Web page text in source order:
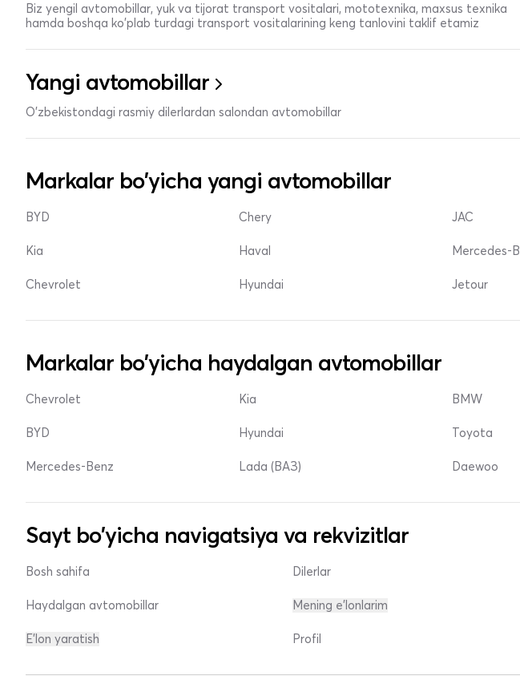
Biz yengil avtomobillar, yuk va tijorat transport vositalari, mototexnika, maxsus texnika
hamda boshqa ko'plab turdagi transport vositalarining keng tanlovini taklif etamiz
Yangi avtomobillar
O'zbekistondagi rasmiy dilerlardan salondan avtomobillar
Markalar bo'yicha yangi avtomobillar
BYD
Kia
Chevrolet
Chery
Haval
Hyundai
JAC
Mercedes-
Jetour
Markalar bo'yicha haydalgan avtomobillar
Chevrolet
BYD
Mercedes-Benz
Kia
Hyundai
Lada (ВАЗ)
BMW
Toyota
Daewoo
Sayt bo'yicha navigatsiya va rekvizitlar
Bosh sahifa
Haydalgan avtomobillar
E'lon yaratish
Dilerlar
Mening e'lonlarim
Profil